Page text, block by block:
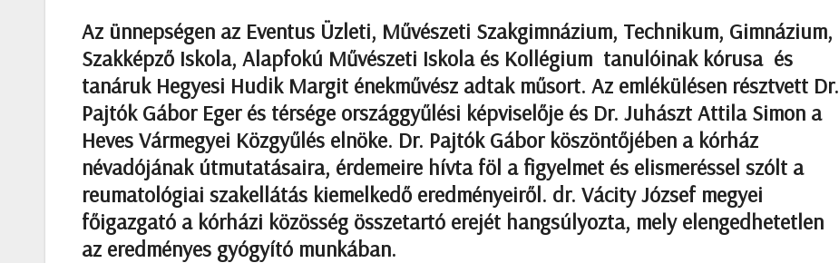
Az ünnepségen az Eventus Üzleti, Művészeti Szakgimnázium, Technikum, Gimnázium,
Szakképző Iskola, Alapfokú Művészeti Iskola és Kollégium tanulóinak kórusa és
tanáruk Hegyesi Hudik Margit énekművész adtak műsort. Az emlékülésen résztvett Dr.
Pajtók Gábor Eger és térsége országgyűlési képviselője és Dr. Juhászt Attila Simon a
Heves Vármegyei Közgyűlés elnöke. Dr. Pajtók Gábor köszöntőjében a kórház
névadójának útmutatásaira, érdemeire hívta föl a figyelmet és elismeréssel szólt a
reumatológiai szakellátás kiemelkedő eredményeiről. dr. Vácity József megyei
főigazgató a kórházi közösség összetartó erejét hangsúlyozta, mely elengedhetetlen
az eredményes gyógyító munkában.